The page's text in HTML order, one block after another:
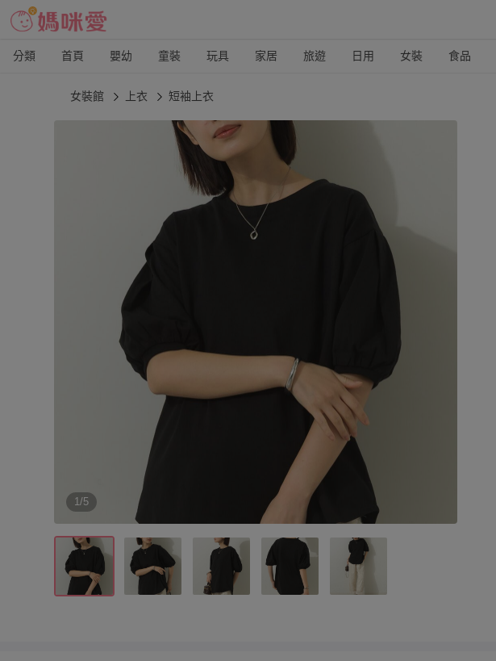
分類 首頁 嬰幼 童裝 玩具 家居 旅遊 日用 女裝 食品
女裝館 上衣 短袖上衣
1/5